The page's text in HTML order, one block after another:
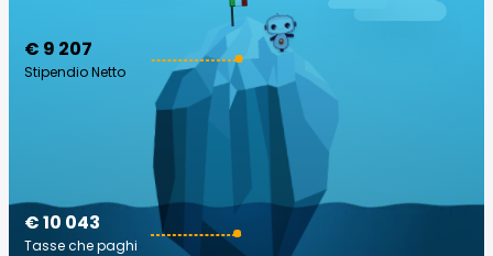
€ 9 207
Stipendio Netto
€ 10 043
Tasse che paghi